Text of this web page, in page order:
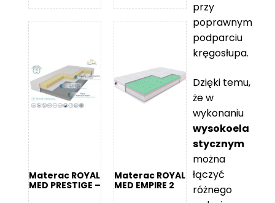
od
7
000 zł
od
8
865 zł
Materac ROYAL
MED PRESTIGE –
Materac ROYAL
MED EMPIRE 2
przy
poprawnym
podparciu
kręgosłupa.
Dzięki temu,
że w
wykonaniu
wysokoela
stycznym
można
łączyć
różnego